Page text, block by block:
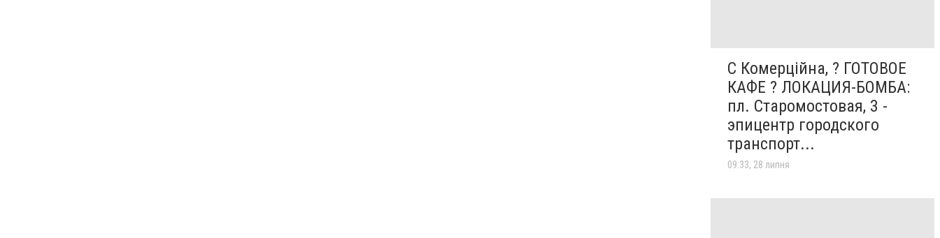
С Комерційна, ? ГОТОВОЕ
КАФЕ ? ЛОКАЦИЯ-БОМБА:
пл. Старомостовая, 3 -
эпицентр городского
транспорт...
09:33, 28 липня